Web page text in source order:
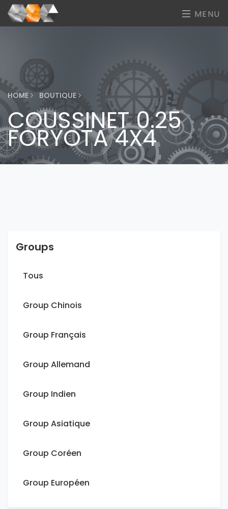
MENU
HOME BOUTIQUE
COUSSINET 0.25
FORYOTA 4X4
Groups
Tous
Group Chinois
Group Français
Group Allemand
Group Indien
Group Asiatique
Group Coréen
Group Européen